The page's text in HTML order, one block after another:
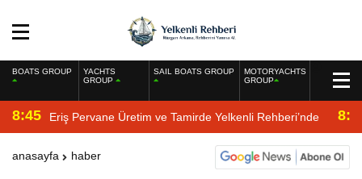
BOATS GROUP
YACHTS
GROUP
SAIL BOATS GROUP
MOTORYACHTS
GROUP
8:45 Eriş Pervane Üretim ve Tamirde Yelkenli Rehberi’nde
anasayfa haber